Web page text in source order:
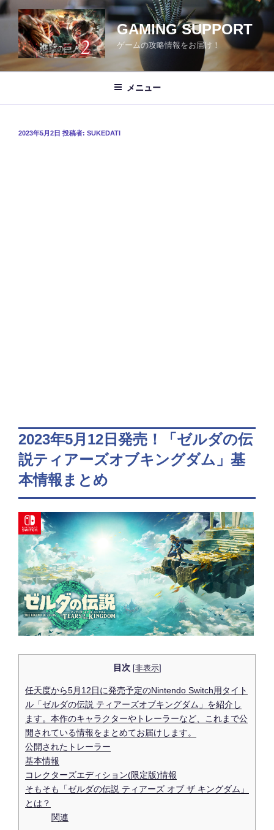
コ
ン
ツ
GAMING SUPPORT
ゲームの攻略情報をお届け！
メニュー
投
2023年5月2日 投稿者: SUKEDATI
2023年5月12日発売！「ゼルダの伝
説ティアーズオブキングダム」基
本情報まとめ
目次 [非表示]
任天度から5月12日に発売予定のNintendo Switch用タイト
ル「ゼルダの伝説 ティアーズオブキングダム」を紹介し
ます。本作のキャラクターやトレーラーなど、これまで公
開されている情報をまとめてお届けします。
公開されたトレーラー
基本情報
コレクターズエディション(限定版)情報
そもそも「ゼルダの伝説 ティアーズ オブ ザ キングダム」
とは？
関連